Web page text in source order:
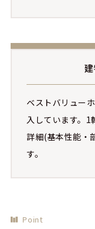
ベストバリュー
入しています。
詳細(基本性能・
す。
Point